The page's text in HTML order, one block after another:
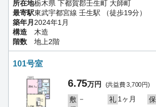
所在地栃木県 下都賀郡壬生町 大師町
最寄駅東武宇都宮線 壬生駅 （徒歩19分）
築年月 2024年1月
構造
木造
階数
地上2階
101号室
6.75万円 (共益費 3,700円)
敷 － 礼 1ヶ月 保